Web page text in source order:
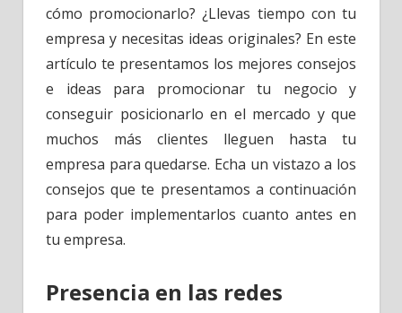
cómo promocionarlo? ¿Llevas tiempo con tu
empresa y necesitas ideas originales? En este
artículo te presentamos los mejores consejos
e ideas para promocionar tu negocio y
conseguir posicionarlo en el mercado y que
muchos más clientes lleguen hasta tu
empresa para quedarse. Echa un vistazo a los
consejos que te presentamos a continuación
para poder implementarlos cuanto antes en
tu empresa.
Presencia en las redes